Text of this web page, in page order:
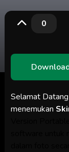
0
Selamat
menemukan